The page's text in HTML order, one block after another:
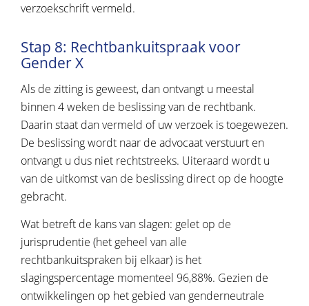
verzoekschrift vermeld.
Stap 8: Rechtbankuitspraak voor
Gender X
Als de zitting is geweest, dan ontvangt u meestal
binnen 4 weken de beslissing van de rechtbank.
Daarin staat dan vermeld of uw verzoek is toegewezen.
De beslissing wordt naar de advocaat verstuurt en
ontvangt u dus niet rechtstreeks. Uiteraard wordt u
van de uitkomst van de beslissing direct op de hoogte
gebracht.
Wat betreft de kans van slagen: gelet op de
jurisprudentie (het geheel van alle
rechtbankuitspraken bij elkaar) is het
slagingspercentage momenteel 96,88%. Gezien de
ontwikkelingen op het gebied van genderneutrale